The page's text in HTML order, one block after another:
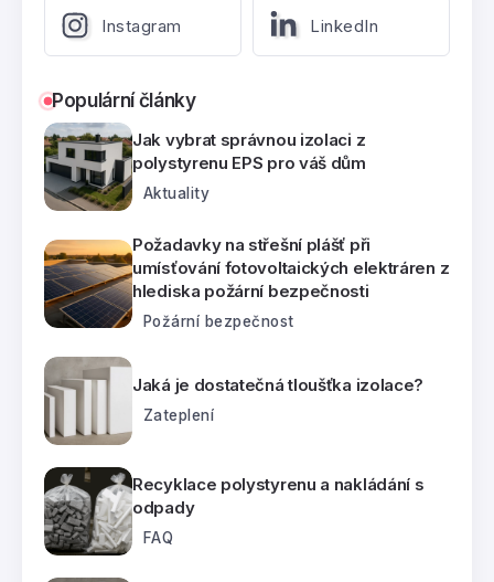
Instagram LinkedIn
Populární články
Jak vybrat správnou izolaci z
polystyrenu EPS pro váš dům
Aktuality
Požadavky na střešní plášť při
umísťování fotovoltaických elektráren z
hlediska požární bezpečnosti
Požární bezpečnost
Jaká je dostatečná tloušťka izolace?
Zateplení
Recyklace polystyrenu a nakládání s
odpady
FAQ